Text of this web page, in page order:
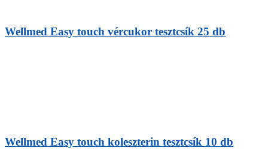
Wellmed Easy touch vércukor tesztcsík 25 db
Wellmed Easy touch koleszterin tesztcsík 10 db